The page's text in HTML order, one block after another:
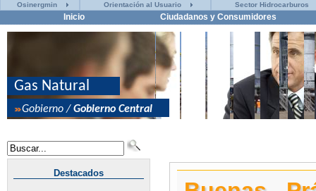
Osinergmin Orientación al Usuario Sector Hidrocarburos
Inicio Ciudadanos y Consumidores